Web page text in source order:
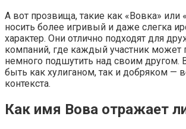
А вот прозвища, такие как «Вовка» или
носить более игривый и даже слегка
характер. Они отлично подходят для
компаний, где каждый участник может
немного подшутить над своим другом.
быть как хулиганом, так и добряком —
контекста.
Как имя Вова отражает